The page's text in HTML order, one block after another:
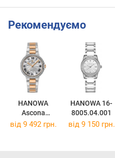
Рекомендуємо
HANOWA
Ascona
Sparkling
HANOWA 16-
8005.04.001
від 9 492 грн. від 9 150 грн.